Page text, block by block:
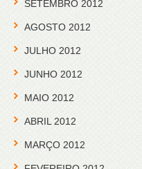
SETEMBRO 2012
AGOSTO 2012
JULHO 2012
JUNHO 2012
MAIO 2012
ABRIL 2012
MARÇO 2012